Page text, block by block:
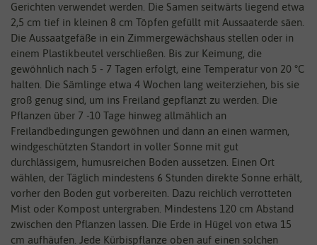
Gerichten verwendet werden. Die Samen seitwärts liegend etwa
2,5 cm tief in kleinen 8 cm Töpfen gefüllt mit Aussaaterde säen.
Die Aussaatgefäße in ein Zimmergewächshaus stellen oder in
einem Plastikbeutel verschließen. Bis zur Keimung, die
gewöhnlich nach 5 - 7 Tagen erfolgt, eine Temperatur von 20 °C
halten. Die Sämlinge etwa 4 Wochen lang weiterziehen, bis sie
groß genug sind, um ins Freiland gepflanzt zu werden. Die
Pflanzen über 7 -10 Tage hinweg allmählich an
Freilandbedingungen gewöhnen und dann an einen warmen,
windgeschützten Standort in voller Sonne mit gut
durchlässigem, humusreichen Boden aussetzen. Einen Ort
wählen, der Täglich mindestens 6 Stunden direkte Sonne erhält,
vorher den Boden gut vorbereiten. Dazu reichlich verrotteten
Mist oder Kompost untergraben. Mindestens 120 cm Abstand
zwischen den Pflanzen lassen. Die Erde in Hügel von etwa 15
cm aufhäufen. Jede Kürbispflanze oben auf einen solchen